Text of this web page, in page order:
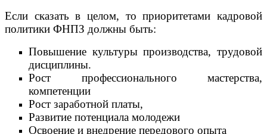
Если сказать в целом, то приоритетами кадровой
политики ФНПЗ должны быть:
Повышение культуры производства, трудовой
дисциплины.
Рост профессионального мастерства,
компетенции
Рост заработной платы,
Развитие потенциала молодежи
Освоение и внедрение передового опыта